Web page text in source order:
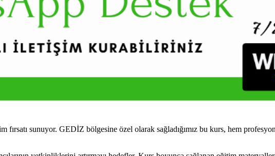
sunuyor. GEDİZ bölgesine özel olarak sağladığımız bu kurs, hem